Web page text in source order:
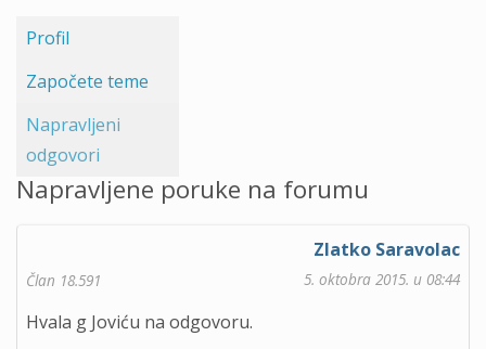
Profil
Započete teme
Napravljeni
odgovori
Napravljene poruke na forumu
Zlatko Saravolac
Član 18.591 5. oktobra 2015. u 08:44
Hvala g Joviću na odgovoru.